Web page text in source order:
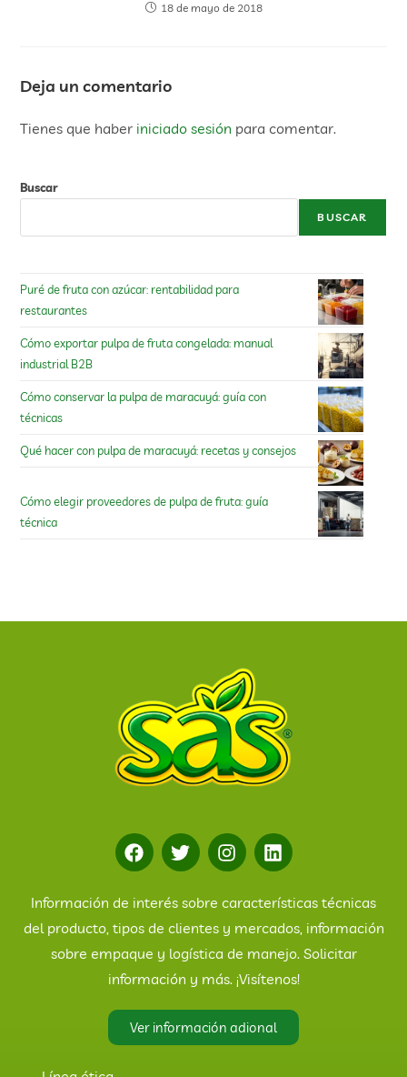
18 de mayo de 2018
Deja un comentario
Tienes que haber iniciado sesión para comentar.
Buscar
BUSCAR
Puré de fruta con azúcar: rentabilidad para
restaurantes
Cómo exportar pulpa de fruta congelada: manual
industrial B2B
Cómo conservar la pulpa de maracuyá: guía con
técnicas
Qué hacer con pulpa de maracuyá: recetas y consejos
Cómo elegir proveedores de pulpa de fruta: guía
técnica
Información de interés sobre características técnicas
del producto, tipos de clientes y mercados, información
sobre empaque y logística de manejo. Solicitar
información y más. ¡Visítenos!
Ver información adional